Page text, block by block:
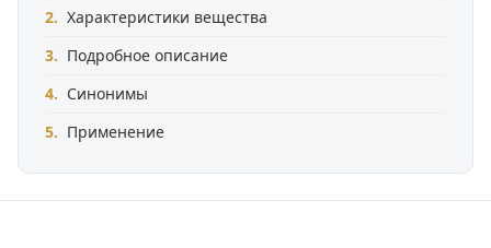
Характеристики вещества
Подробное описание
Синонимы
Применение